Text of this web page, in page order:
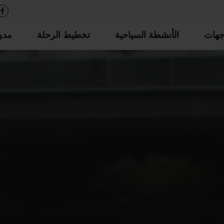
الأنشطة السياحية تخطيط الرحلة